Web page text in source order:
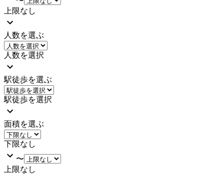
上限なし
人数を選ぶ
人数を選択
駅徒歩を選ぶ
駅徒歩を選択
面積を選ぶ
下限なし
〜
上限なし